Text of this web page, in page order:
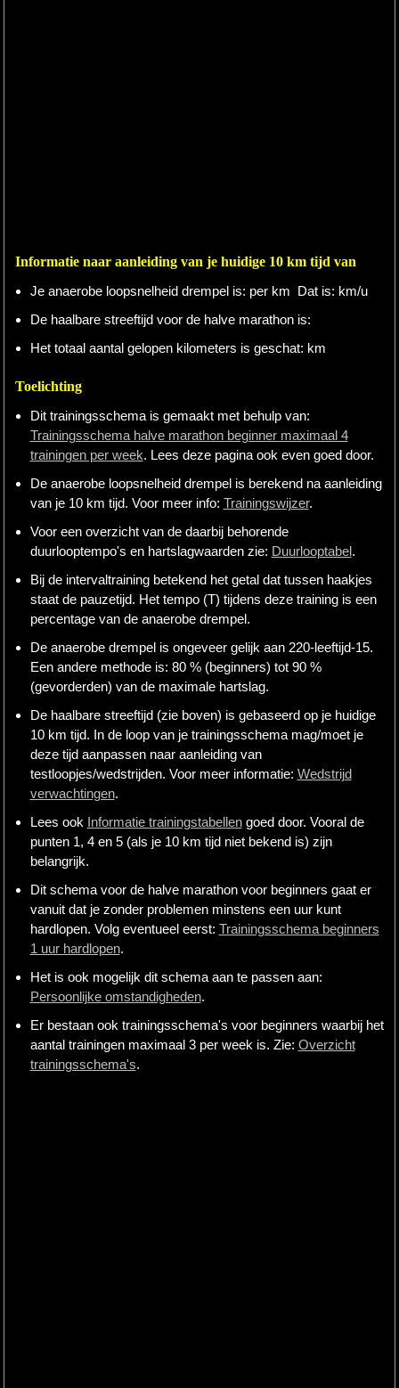
Informatie naar aanleiding van je huidige 10 km tijd van
Je anaerobe loopsnelheid drempel is: per km Dat is: km/u
De haalbare streeftijd voor de halve marathon is:
Het totaal aantal gelopen kilometers is geschat: km
Toelichting
Dit trainingsschema is gemaakt met behulp van:
Trainingsschema halve marathon beginner maximaal 4
trainingen per week. Lees deze pagina ook even goed door.
De anaerobe loopsnelheid drempel is berekend na aanleiding
van je 10 km tijd. Voor meer info: Trainingswijzer.
Voor een overzicht van de daarbij behorende
duurlooptempo's en hartslagwaarden zie: Duurlooptabel.
Bij de intervaltraining betekend het getal dat tussen haakjes
staat de pauzetijd. Het tempo (T) tijdens deze training is een
percentage van de anaerobe drempel.
De anaerobe drempel is ongeveer gelijk aan 220-leeftijd-15.
Een andere methode is: 80 % (beginners) tot 90 %
(gevorderden) van de maximale hartslag.
De haalbare streeftijd (zie boven) is gebaseerd op je huidige
10 km tijd. In de loop van je trainingsschema mag/moet je
deze tijd aanpassen naar aanleiding van
testloopjes/wedstrijden. Voor meer informatie: Wedstrijd
verwachtingen.
Lees ook Informatie trainingstabellengoed door. Vooral de
punten 1, 4 en 5 (als je 10 km tijd niet bekend is) zijn
belangrijk.
Dit schema voor de halve marathon voor beginners gaat er
vanuit dat je zonder problemen minstens een uur kunt
hardlopen. Volg eventueel eerst: Trainingsschema beginners
1 uur hardlopen.
Het is ook mogelijk dit schema aan te passen aan:
Persoonlijke omstandigheden.
Er bestaan ook trainingsschema's voor beginners waarbij het
aantal trainingen maximaal 3 per week is. Zie: Overzicht
trainingsschema's.